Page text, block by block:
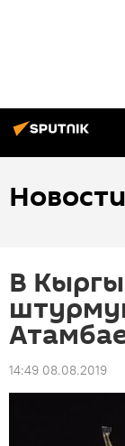
Новости
В
14:49 08.08.2019